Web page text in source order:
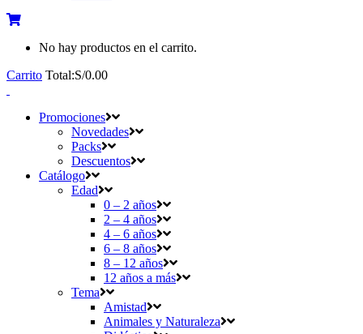
No hay productos en el carrito.
Carrito Total:S/0.00
Promociones
Novedades
Packs
Descuentos
Catálogo
Edad
0 – 2 años
2 – 4 años
4 – 6 años
6 – 8 años
8 – 12 años
12 años a más
Tema
Amistad
Animales y Naturaleza